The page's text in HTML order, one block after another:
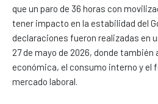
que un paro de 36 horas con
tener impacto en la estabilidad del
declaraciones fueron realizadas en
27 de mayo de 2026, donde
económica, el consumo interno y el
mercado laboral.